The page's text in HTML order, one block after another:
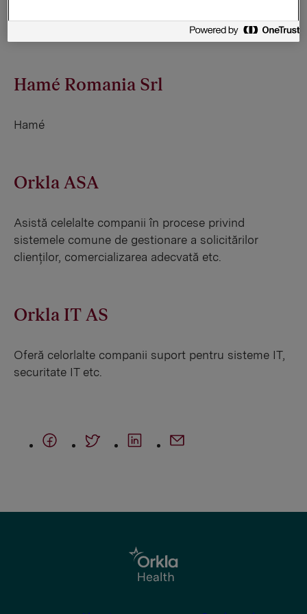
Hamé Romania Srl
Hamé
Orkla ASA
Asistă celelalte companii în procese privind
sistemele comune de gestionare a solicitărilor
clienților, comercializarea adecvată etc.
Orkla IT AS
Oferă celorlalte companii suport pentru sisteme IT,
securitate IT etc.